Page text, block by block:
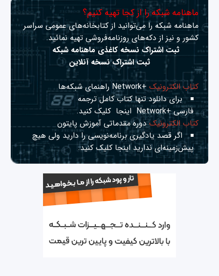
ماهنامه شبکه را از کجا تهیه کنیم؟
ماهنامه شبکه را می‌توانید از کتابخانه‌های عمومی سراسر
کشور و نیز از دکه‌های روزنامه‌فروشی تهیه نمائید.
ثبت اشتراک نسخه کاغذی ماهنامه شبکه
ثبت اشتراک نسخه آنلاین
کتاب الکترونیک+Network راهنمای شبکه‌ها
برای دانلود تنها کتاب کامل ترجمه
فارسی +Network
اینجا کلیک کنید.
کتاب الکترونیکدوره مقدماتی آموزش پایتون
اگر قصد یادگیری برنامه‌نویسی را دارید ولی هیچ
پیش‌زمینه‌ای نداریداینجا کلیک کنید.